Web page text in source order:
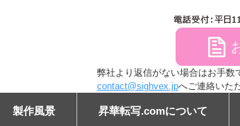
file
弊社より返信がない場合はお手数
contact@sighvex.jpへご連絡いた
製作風景 昇華転写.comについて